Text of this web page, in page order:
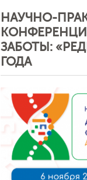
НАУЧНО-
ЗАБОТЫ:
ГОДА
Отменить